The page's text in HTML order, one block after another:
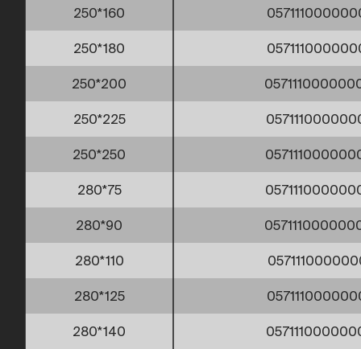
250*160
250*180
250*200
250*225
250*250
280*75
280*90
280*110
280*125
280*140